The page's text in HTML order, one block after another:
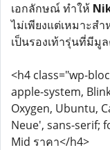
เอกลักษณ์ ทำให้
ไม่เพียงแต่เหมาะส
เป็นรองเท้ารุ่นที่มีมู
<h4 class="wp-
apple-system,
Oxygen, Ubuntu,
Neue', sans-serif;
Mid ราคา</h4>